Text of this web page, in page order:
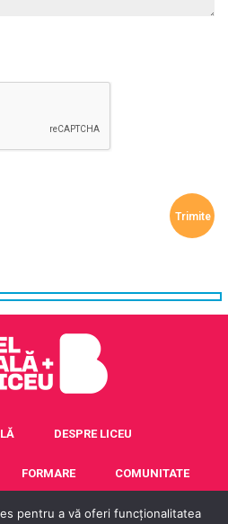
DESPRE LICEU
FORMARE COMUNITATE
CONTACT
pentru a vă oferi funcționalitatea